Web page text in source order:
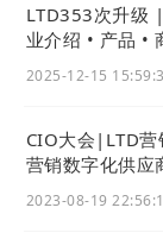
LTD353次升级
业介绍 • 产品 •
2025-12-15
CIO大会|LTD营
营销数字化供应
2023-08-19